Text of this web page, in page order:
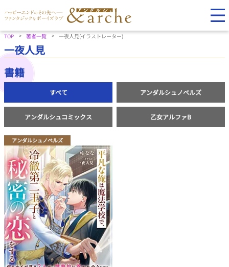
TOP 著者一覧 一夜人見(イラストレーター)
一夜人見
書籍
すべて アンダルシュノベルズ
アンダルシュコミックス 乙女アルファB
アンダルシュノベルズ